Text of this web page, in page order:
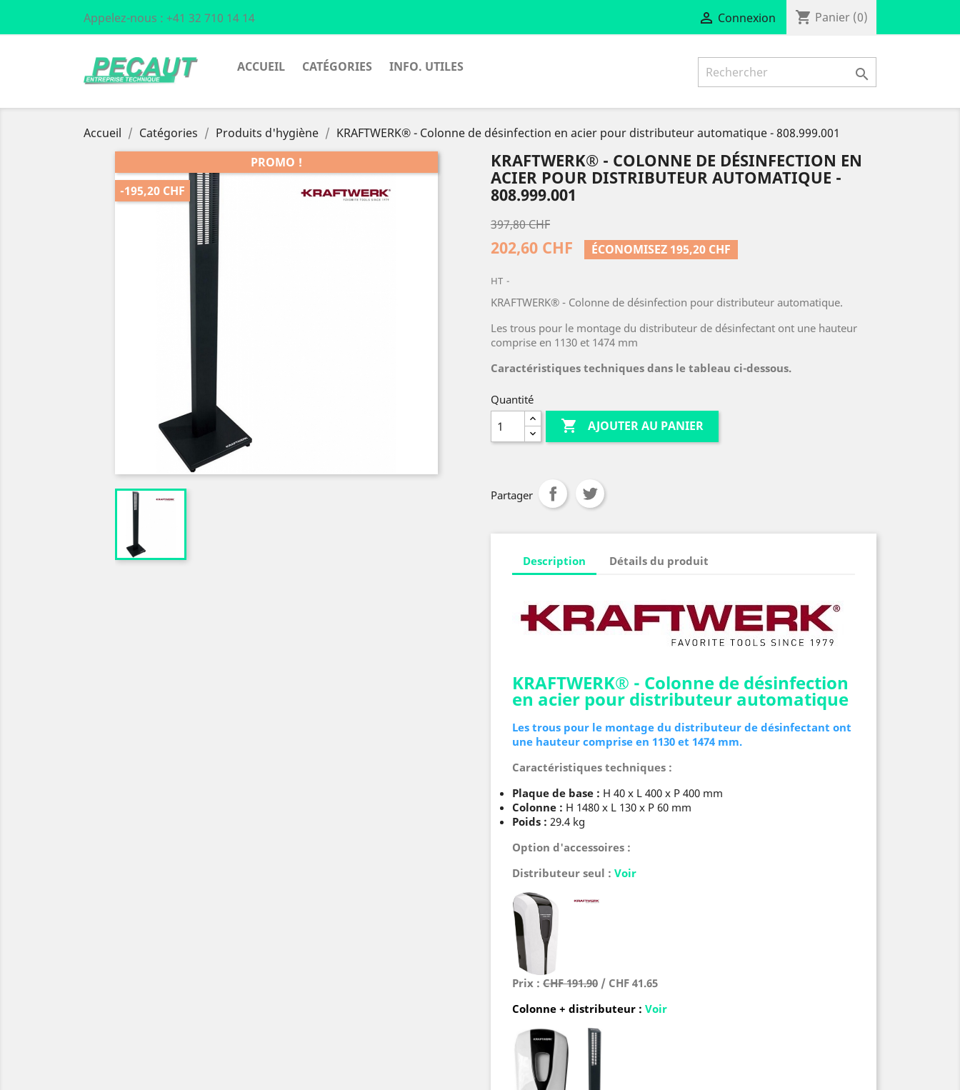
Appelez-nous : +41 32 710 14 14  Connexion shopping_cart Panier (0)
ACCUEIL CATÉGORIES INFO. UTILES 
Accueil Catégories Produits d'hygiène
KRAFTWERK® - Colonne de désinfection en acier pour distributeur automatique - 808.999.001
PROMO !
-195,20 CHF
KRAFTWERK® - COLONNE DE DÉSINFECTION EN
ACIER POUR DISTRIBUTEUR AUTOMATIQUE -
808.999.001
397,80 CHF
202,60 CHF ÉCONOMISEZ 195,20 CHF
HT
KRAFTWERK® - Colonne de désinfection pour distributeur automatique.
Les trous pour le montage du distributeur de désinfectant ont une hauteur
comprise en 1130 et 1474 mm
Caractéristiques techniques dans le tableau ci-dessous.
Quantité
 AJOUTER AU PANIER
Partager
Description Détails du produit
KRAFTWERK® - Colonne de désinfection
en acier pour distributeur automatique
Les trous pour le montage du distributeur de désinfectant ont
une hauteur comprise en 1130 et 1474 mm.
Caractéristiques techniques :
Plaque de base : H 40 x L 400 x P 400 mm
Colonne : H 1480 x L 130 x P 60 mm
Poids : 29.4 kg
Option d'accessoires :
Distributeur seul : Voir
Prix : CHF 191.90 / CHF 41.65
Colonne + distributeur : Voir